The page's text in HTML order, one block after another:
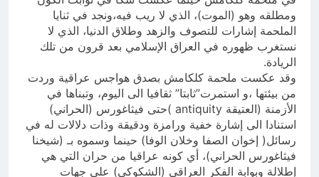
ومطلقه وهو (الموت)، الذي لا ريب فيه،ونجد في ثنايا
الملحمة إشارات للتصوف والزهد وطلاق الدنيا، الذي لا
نستغرب ظهوره في العراق الإسلامي بعد قرون من تلك
الريادة.
وقد عكست ملحمة كلكامش بصدق هواجس عراقية وردت
من بيئتها ،و استمرت”ثابتا” ثقافيا الى اليوم، وتبناها في
الأزمنة (العتيقة antiquity )حتى فيثاغورس (الحراني)
استنادا الى إشارة خفية ورامزة ودقيقة وذات دلالات له في
رسائل( إخوان الصفا وخلان الوفا) حينما وسموه بـ (شيخنا
فيثاغورس الحراني)، أي كونه عراقيا من حران التي هي
إطلالة وبوابة الفكر العراقي (الشكوكي) على جهات